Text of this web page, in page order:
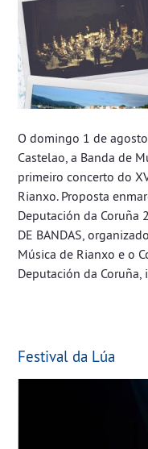
O domingo 1 de
Castelao, a Banda de
primeiro concerto do
Rianxo. Proposta
Deputación da Coruña
DE BANDAS,
Música de Rianxo e o
Deputación da Coruña,
Festival da Lúa